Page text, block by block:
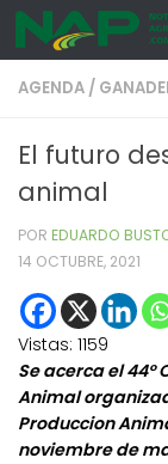
Skip to
AGENDA /
El futuro
animal
POR EDUARDO
14 OCTUBRE, 2021
Vistas: 1159
Se acerca el 44°
Animal
Produccion
noviembre de